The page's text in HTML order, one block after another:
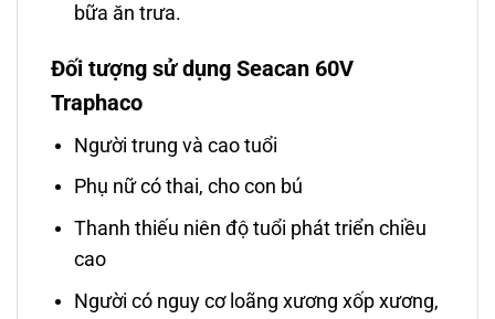
bữa ăn trưa.
Đối tượng sử dụng Seacan 60V
Traphaco
Người trung và cao tuổi
Phụ nữ có thai, cho con bú
Thanh thiếu niên độ tuổi phát triển chiều
cao
Người có nguy cơ loãng xương xốp xương,